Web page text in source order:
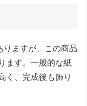
りますが、この商品
ます。一般的な紙
く、完成後も飾り